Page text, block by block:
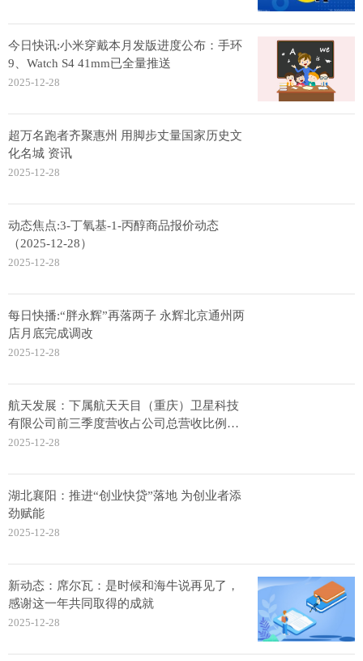
今日快讯:小米穿戴本月发版进度公布：手环
9、Watch S4 41mm已全量推送
2025-12-28
超万名跑者齐聚惠州 用脚步丈量国家历史文
化名城 资讯
2025-12-28
动态焦点:3-丁氧基-1-丙醇商品报价动态
（2025-12-28）
2025-12-28
每日快播:“胖永辉”再落两子 永辉北京通州两
店月底完成调改
2025-12-28
航天发展：下属航天天目（重庆）卫星科技
有限公司前三季度营收占公司总营收比例低
于1%
2025-12-28
湖北襄阳：推进“创业快贷”落地 为创业者添
劲赋能
2025-12-28
新动态：席尔瓦：是时候和海牛说再见了，
感谢这一年共同取得的成就
2025-12-28